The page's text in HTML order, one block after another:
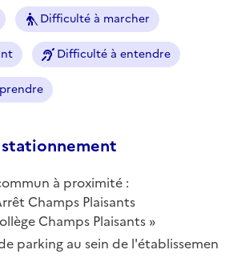
Difficulté à marcher
Difficulté à entendre
à proximité :
Champs Plaisants
Champs Plaisants
parking au sein de l'établissemen